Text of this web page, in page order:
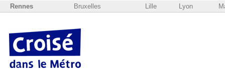
Rennes Bruxelles Lille Lyon